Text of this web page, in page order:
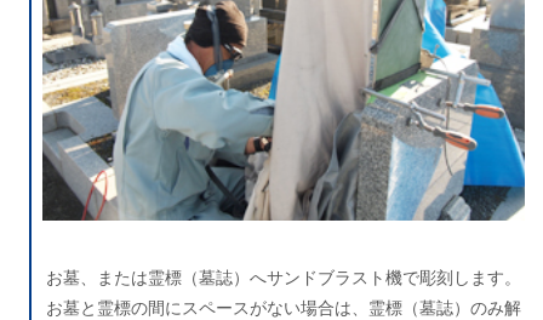
お墓、または霊標（墓誌）へサンドブラスト機で彫刻します。
お墓と霊標の間にスペースがない場合は、霊標（墓誌）のみ解